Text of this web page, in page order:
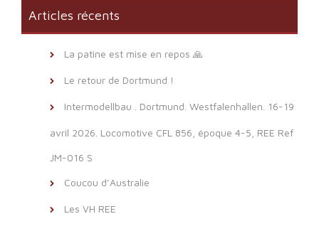
Articles récents
La patine est mise en repos 🙏
Le retour de Dortmund !
Intermodellbau . Dortmund. Westfalenhallen. 16-19
avril 2026. Locomotive CFL 856, époque 4-5, REE Ref
JM-016 S
Coucou d’Australie
Les VH REE